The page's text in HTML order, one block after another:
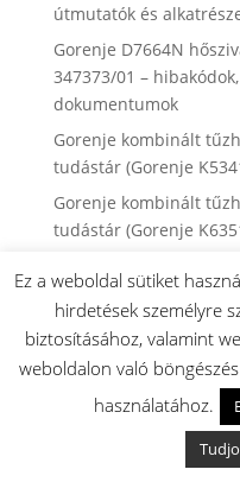
útmutatók és
Gorenje D7664N
347373/01 –
dokumentumok
Gorenje kombinált
tudástár (Gorenje
Gorenje kombinált
tudástár (Gorenje
(Hisense
Mosógép
Hisense
mosógép (ART No:
javítási útmutatók és
Hisense
Ez a weboldal sütiket
hirdetések személyre
biztosításához, valamint
weboldalon való
használatához.